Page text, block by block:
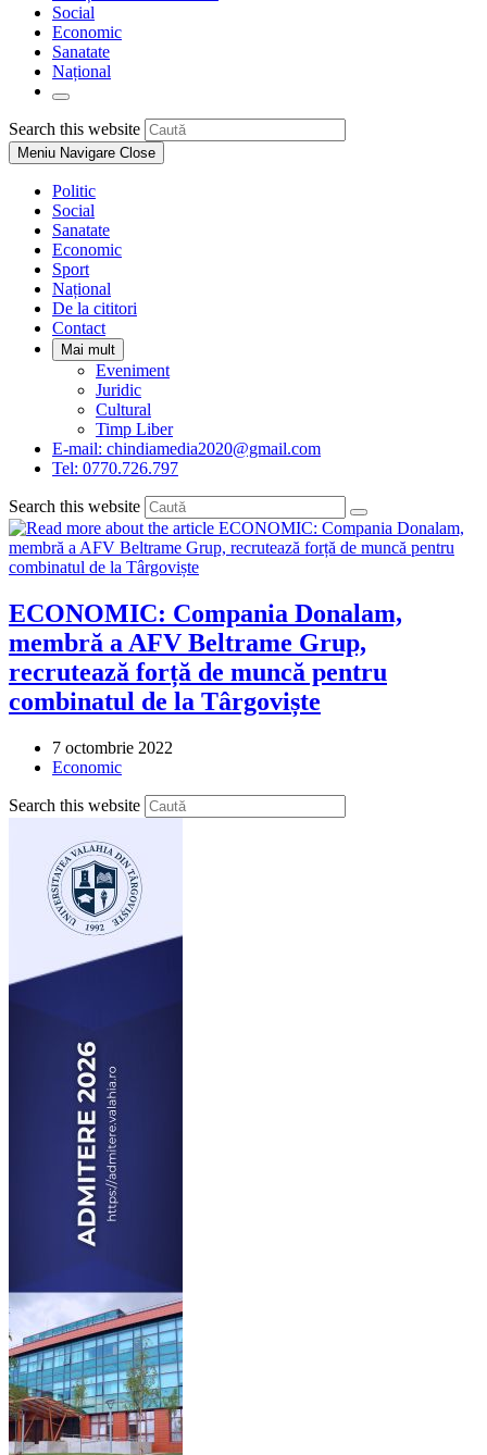
Social
Economic
Sanatate
Național
Toggle
website
search
Search this website
Escape
Meniu Navigare Close
Politic
Social
Sanatate
Economic
Sport
Național
De la cititori
Contact
Mai mult
Eveniment
Juridic
Cultural
Timp Liber
E-mail: chindiamedia2020@gmail.com
Tel: 0770.726.797
Search this website
ECONOMIC: Compania Donalam,
membră a AFV Beltrame Grup,
recrutează forță de muncă pentru
combinatul de la Târgoviște
Post
published:
7 octombrie 2022
Post
Economic
Search this website
Escape